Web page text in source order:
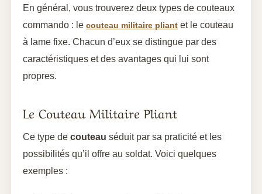
En général, vous trouverez deux types de couteaux
commando : le couteau militaire pliant et le couteau
à lame fixe. Chacun d’eux se distingue par des
caractéristiques et des avantages qui lui sont
propres.
Le Couteau Militaire Pliant
Ce type de couteau séduit par sa praticité et les
possibilités qu’il offre au soldat. Voici quelques
exemples :